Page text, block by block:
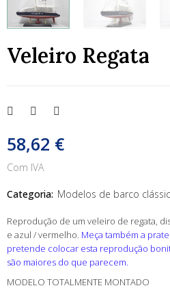
Veleiro Regata
58,62 €
Com IVA
Categoria: Modelos de barco
Reprodução de um veleiro de regata,
e azul / vermelho. Meça também a
pretende colocar esta reprodução
são maiores do que parecem.
MODELO TOTALMENTE MONTADO